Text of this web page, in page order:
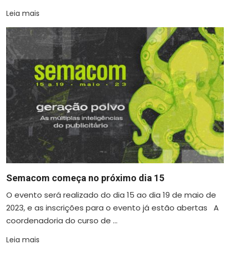
Leia mais
Semacom começa no próximo dia 15
O evento será realizado do dia 15 ao dia 19 de maio de
2023, e as inscrições para o evento já estão abertas A
coordenadoria do curso de ...
Leia mais